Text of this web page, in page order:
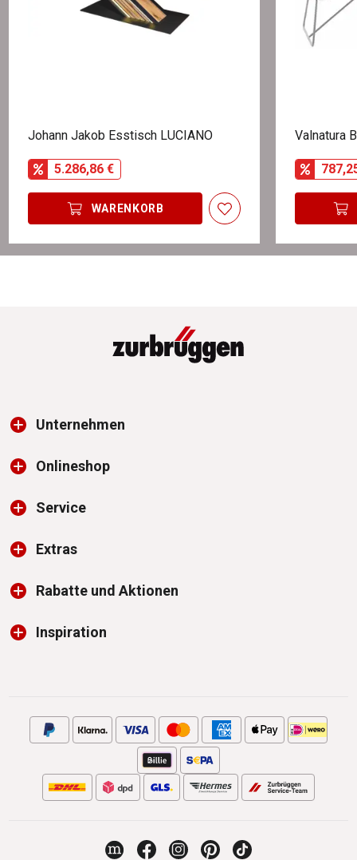
Johann Jakob Esstisch LUCIANO
5.286,86 €
WARENKORB
Valnatura
Unternehmen
Onlineshop
Service
Extras
Rabatte und Aktionen
Inspiration